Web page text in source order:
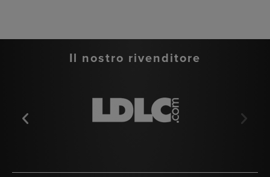
Il nostro rivenditore